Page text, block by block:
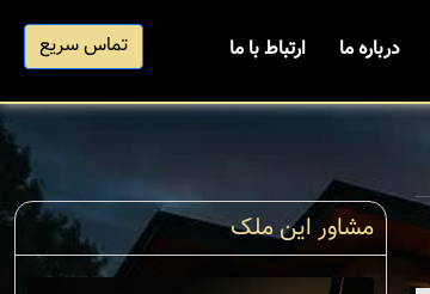
درباره ما ارتباط با ما تماس سریع
مشاور این ملک